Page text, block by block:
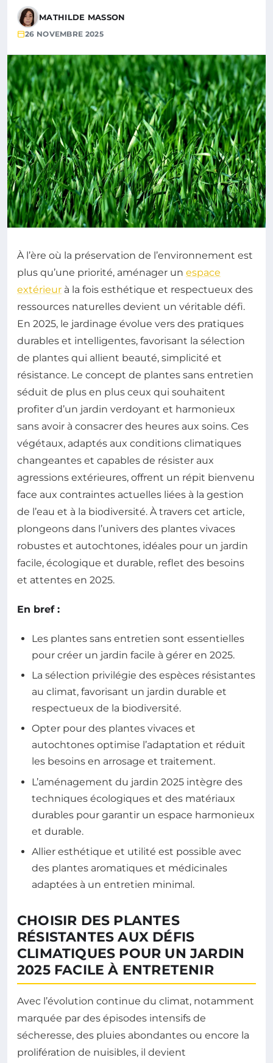
MATHILDE MASSON
26 NOVEMBRE 2025
À l’ère où la préservation de l’environnement est
plus qu’une priorité, aménager un espace
extérieur à la fois esthétique et respectueux des
ressources naturelles devient un véritable défi.
En 2025, le jardinage évolue vers des pratiques
durables et intelligentes, favorisant la sélection
de plantes qui allient beauté, simplicité et
résistance. Le concept de plantes sans entretien
séduit de plus en plus ceux qui souhaitent
profiter d’un jardin verdoyant et harmonieux
sans avoir à consacrer des heures aux soins. Ces
végétaux, adaptés aux conditions climatiques
changeantes et capables de résister aux
agressions extérieures, offrent un répit bienvenu
face aux contraintes actuelles liées à la gestion
de l’eau et à la biodiversité. À travers cet article,
plongeons dans l’univers des plantes vivaces
robustes et autochtones, idéales pour un jardin
facile, écologique et durable, reflet des besoins
et attentes en 2025.
En bref :
Les plantes sans entretien sont essentielles
pour créer un jardin facile à gérer en 2025.
La sélection privilégie des espèces résistantes
au climat, favorisant un jardin durable et
respectueux de la biodiversité.
Opter pour des plantes vivaces et
autochtones optimise l’adaptation et réduit
les besoins en arrosage et traitement.
L’aménagement du jardin 2025 intègre des
techniques écologiques et des matériaux
durables pour garantir un espace harmonieux
et durable.
Allier esthétique et utilité est possible avec
des plantes aromatiques et médicinales
adaptées à un entretien minimal.
CHOISIR DES PLANTES
RÉSISTANTES AUX DÉFIS
CLIMATIQUES POUR UN JARDIN
2025 FACILE À ENTRETENIR
Avec l’évolution continue du climat, notamment
marquée par des épisodes intensifs de
sécheresse, des pluies abondantes ou encore la
prolifération de nuisibles, il devient